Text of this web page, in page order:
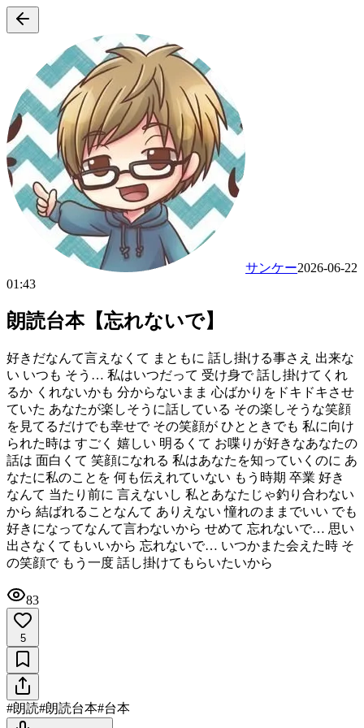
サンケー2026-06-22
01:43
朗読台本【忘れないで】
好きだなんて言えなくて まともに 話し掛ける事さえ 出来な
い いつも そう… 私はいつだって 受け身で 話し掛けてくれ
るか くれないかも 分からないまま 心ばかりをドキドキさせ
ていた あなたが楽しそうに話している その楽しそうな笑顔
を見てるだけでも幸せで その笑顔が ひとときでも 私に向け
られた時は すごく 嬉しい 明るくて お喋りが好きなあなたの
話は 面白くて 笑顔になれる 私はあなたを知っていくのに あ
なたに私のことを 何も伝えれていない もう時期 卒業 好き
なんて 当たり前に 言えないし 私とあなたじゃ釣り合わない
から 結ばれることなんて ありえない 憧れのままでいい でも
好きになってなんて言わないから せめて 忘れないで… 思い
出さなくてもいいから 忘れないで… いつかまた会えた時 そ
の笑顔で もう一度 話し掛けてもらいたいから
83
5
#朗読#朗読台本#台本